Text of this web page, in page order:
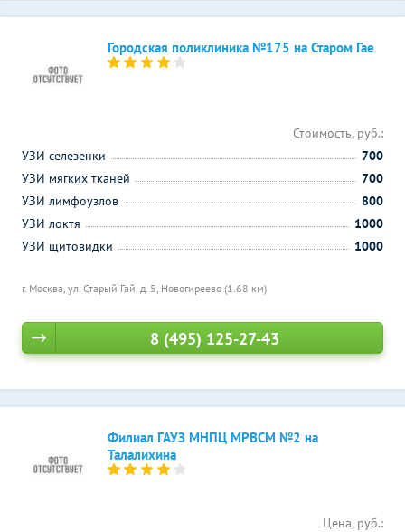
Городская поликлиника №175 на Старом Гае
г. Москва, ул. Старый Гай, д. 5, Новогиреево (1.68 км)
Стоимость, руб.:
УЗИ селезенки
700
УЗИ мягких тканей
700
УЗИ лимфоузлов
800
УЗИ локтя
1000
УЗИ щитовидки
1000
8 (495) 125-27-43
Филиал ГАУЗ МНПЦ МРВСМ №2 на
Талалихина
Цена, руб.: